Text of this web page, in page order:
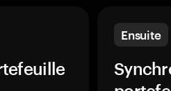
Ensuite